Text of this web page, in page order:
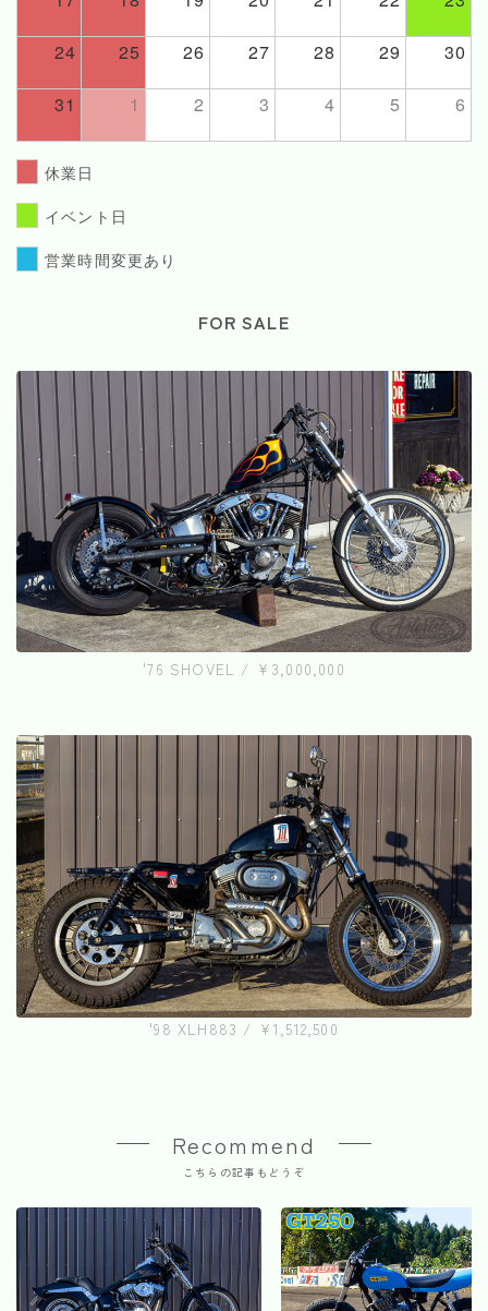
24 25 26 27 28 29 30
31 1 2 3 4 5 6
休業日
イベント日
営業時間変更あり
FOR SALE
'76 SHOVEL / ¥3,000,000
'98 XLH883 / ¥1,512,500
Recommend
こちらの記事もどうぞ